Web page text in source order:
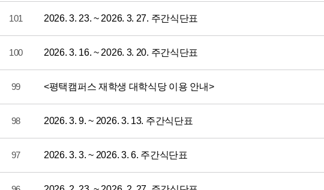
101 2026. 3. 23. ~ 2026. 3. 27. 주간식단표
100 2026. 3. 16. ~ 2026. 3. 20. 주간식단표
99 <평택캠퍼스 재학생 대학식당 이용 안내>
98 2026. 3. 9. ~ 2026. 3. 13. 주간식단표
97 2026. 3. 3. ~ 2026. 3. 6. 주간식단표